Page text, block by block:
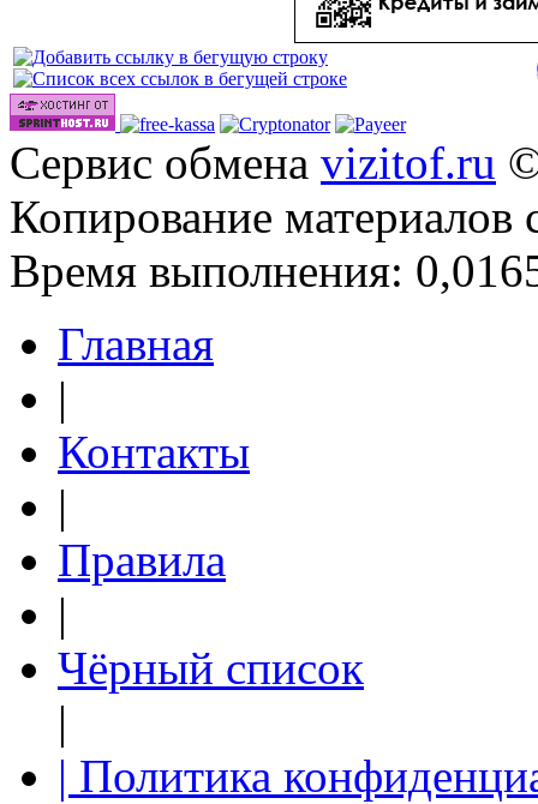
Сайты
Сервис обмена vizitof.ru
Копирование материалов
Время выполнения:
Главная
|
Контакты
|
Правила
|
Чёрный список
|
| Политика